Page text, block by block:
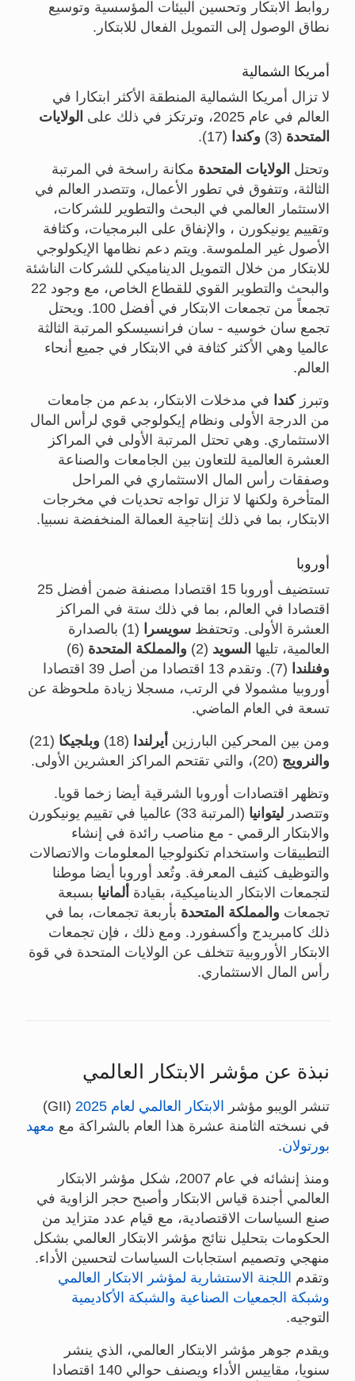
روابط الابتكار وتحسين البيئات المؤسسية وتوسيع
نطاق الوصول إلى التمويل الفعال للابتكار.
أمريكا الشمالية
لا تزال أمريكا الشمالية المنطقة الأكثر ابتكارا في
العالم في عام 2025، وترتكز في ذلك على
الولايات
المتحدة (3) وكندا (17).
وتحتل الولايات المتحدة مكانة راسخة في المرتبة
الثالثة، وتتفوق في تطور الأعمال، وتتصدر العالم في
الاستثمار العالمي في البحث والتطوير للشركات،
وتقييم يونيكورن ، والإنفاق على البرمجيات، وكثافة
الأصول غير الملموسة. ويتم دعم نظامها الإيكولوجي
للابتكار من خلال التمويل الديناميكي للشركات الناشئة
والبحث والتطوير القوي للقطاع الخاص، مع وجود 22
تجمعاً من تجمعات الابتكار في أفضل 100. ويحتل
تجمع سان خوسيه - سان فرانسيسكو المرتبة الثالثة
عالميا وهي الأكثر كثافة في الابتكار في جميع أنحاء
العالم.
وتبرز كندا في مدخلات الابتكار، بدعم من جامعات
من الدرجة الأولى ونظام إيكولوجي قوي لرأس المال
الاستثماري. وهي تحتل المرتبة الأولى في المراكز
العشرة العالمية للتعاون بين الجامعات والصناعة
وصفقات رأس المال الاستثماري في المراحل
المتأخرة ولكنها لا تزال تواجه تحديات في مخرجات
الابتكار، بما في ذلك إنتاجية العمالة المنخفضة نسبيا.
أوروبا
تستضيف أوروبا 15 اقتصادا مصنفة ضمن أفضل 25
اقتصادا في العالم، بما في ذلك ستة في المراكز
العشرة الأولى. وتحتفظ سويسرا
(1) بالصدارة
العالمية، تليها السويد (2) والمملكة المتحدة (6)
وفنلندا
(7). وتقدم 13 اقتصادا من أصل 39 اقتصادا
أوروبيا مشمولا في الرتب، مسجلا زيادة ملحوظة عن
تسعة في العام الماضي.
ومن بين المحركين البارزين أيرلندا (18) وبلجيكا (21)
والنرويج (20)، والتي تقتحم المراكز العشرين الأولى.
وتظهر اقتصادات أوروبا الشرقية أيضا زخما قويا.
وتتصدر ليتوانيا
(المرتبة 33) عالميا في تقييم يونيكورن
والابتكار الرقمي - مع مناصب رائدة في إنشاء
التطبيقات واستخدام تكنولوجيا المعلومات والاتصالات
والتوظيف كثيف المعرفة. وتُعد أوروبا أيضا موطنا
لتجمعات الابتكار الديناميكية، بقيادة ألمانيا بسبعة
تجمعات والمملكة المتحدة بأربعة تجمعات، بما في
ذلك كامبريدج وأكسفورد. ومع ذلك ، فإن تجمعات
الابتكار الأوروبية تتخلف عن الولايات المتحدة في قوة
رأس المال الاستثماري.
نبذة عن مؤشر الابتكار العالمي
تنشر الويبو مؤشر الابتكار العالمي لعام 2025
(GII)
في نسخته الثامنة عشرة هذا العام بالشراكة مع معهد
بورتولان.
ومنذ إنشائه في عام 2007، شكل مؤشر الابتكار
العالمي أجندة قياس الابتكار وأصبح حجر الزاوية في
صنع السياسات الاقتصادية، مع قيام عدد متزايد من
الحكومات بتحليل نتائج مؤشر الابتكار العالمي بشكل
منهجي وتصميم استجابات السياسات لتحسين الأداء.
وتقدم اللجنة الاستشارية لمؤشر الابتكار العالمي
وشبكة الجمعيات الصناعية والشبكة الأكاديمية
التوجيه.
ويقدم جوهر مؤشر الابتكار العالمي، الذي ينشر
سنويا، مقاييس الأداء ويصنف حوالي 140 اقتصادا